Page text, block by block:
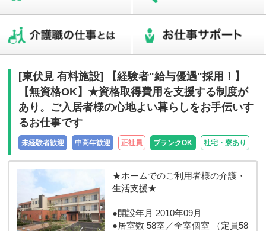
[東伏見 有料施設] 【経験者"給与優遇"採用！】
【無資格OK】★資格取得費用を支援する制度が
あり。ご入居者様の心地よい暮らしをお手伝いす
るお仕事です
未経験者歓迎 中高年歓迎 正社員 ブランクOK 社宅・寮あり
★ホームでのご利用者様の介護・
生活支援★
●開設年月 2010年09月
●居室数 58室／全室個室 （定員58